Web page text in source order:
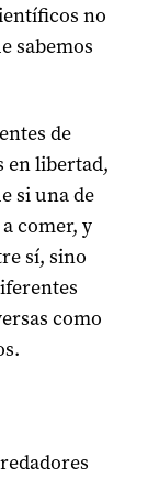
no
sabemos
de
en libertad,
si una de
comer, y
sí, sino
como